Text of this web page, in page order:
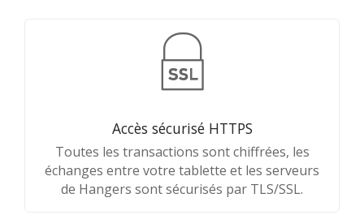
Accès sécurisé HTTPS
Toutes les transactions sont chiffrées, les
échanges entre votre tablette et les serveurs
de Hangers sont sécurisés par TLS/SSL.